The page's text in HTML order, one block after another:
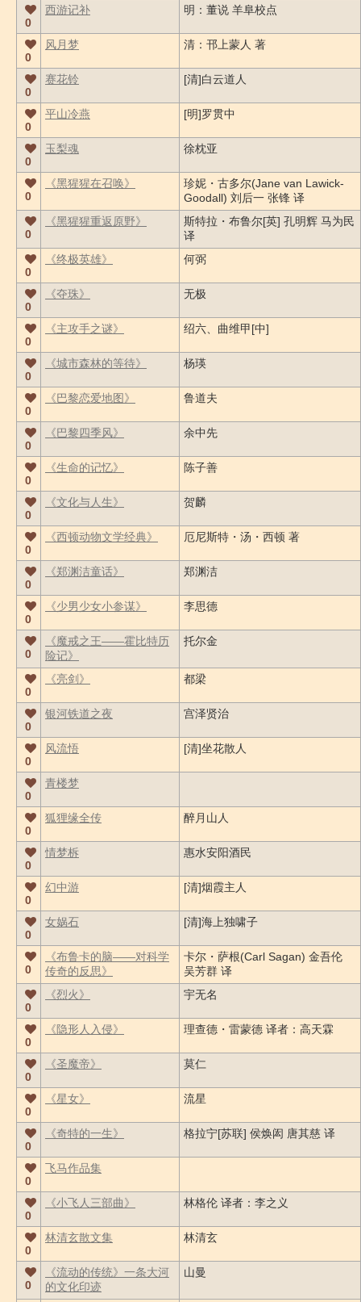
0
西游记补 明：董说 羊阜校点
0
风月梦 清：邗上蒙人 著
0
赛花铃 [清]白云道人
0
平山冷燕 [明]罗贯中
0
玉梨魂 徐枕亚
0
《黑猩猩在召唤》
珍妮・古多尔(Jane van Lawick-
Goodall) 刘后一 张锋 译
0
《黑猩猩重返原野》
斯特拉・布鲁尔[英] 孔明辉 马为民
译
0
《终极英雄》 何弼
0
《夺珠》 无极
0
《主攻手之谜》 绍六、曲维甲[中]
0
《城市森林的等待》 杨瑛
0
《巴黎恋爱地图》 鲁道夫
0
《巴黎四季风》 余中先
0
《生命的记忆》 陈子善
0
《文化与人生》 贺麟
0
《西顿动物文学经典》 厄尼斯特・汤・西顿 著
0
《郑渊洁童话》 郑渊洁
0
《少男少女小参谋》 李思德
0
《魔戒之王――霍比特历
险记》
托尔金
0
《亮剑》 都梁
0
银河铁道之夜 宫泽贤治
0
风流悟 [清]坐花散人
0
青楼梦
0
狐狸缘全传 醉月山人
0
情梦柝 惠水安阳酒民
0
幻中游 [清]烟霞主人
0
女娲石 [清]海上独啸子
0
《布鲁卡的脑――对科学
传奇的反思》
卡尔・萨根(Carl Sagan) 金吾伦
吴芳群 译
0
《烈火》 宇无名
0
《隐形人入侵》 理查德・雷蒙德 译者：高天霖
0
《圣魔帝》 莫仁
0
《星女》 流星
0
《奇特的一生》 格拉宁[苏联] 侯焕闳 唐其慈 译
0
飞马作品集
0
《小飞人三部曲》 林格伦 译者：李之义
0
林清玄散文集 林清玄
0
《流动的传统》一条大河
的文化印迹
山曼